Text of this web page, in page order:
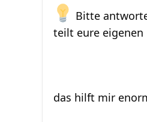
Bitte
teilt eure eigenen
das hilft mir